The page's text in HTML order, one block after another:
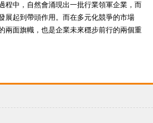
程中，自然會涌現出一批行業領軍企業，而
展起到帶頭作用。而在多元化競爭的市場
兩面旗幟，也是企業未來穩步前行的兩個重